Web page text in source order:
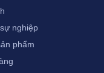
nghiệp
phẩm